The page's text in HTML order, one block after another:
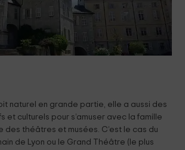
naturel en grande partie, elle a aussi des
et culturels pour s’amuser avec la famille
des théâtres et musées. C’est le cas du
de Lyon ou le Grand Théâtre (le plus